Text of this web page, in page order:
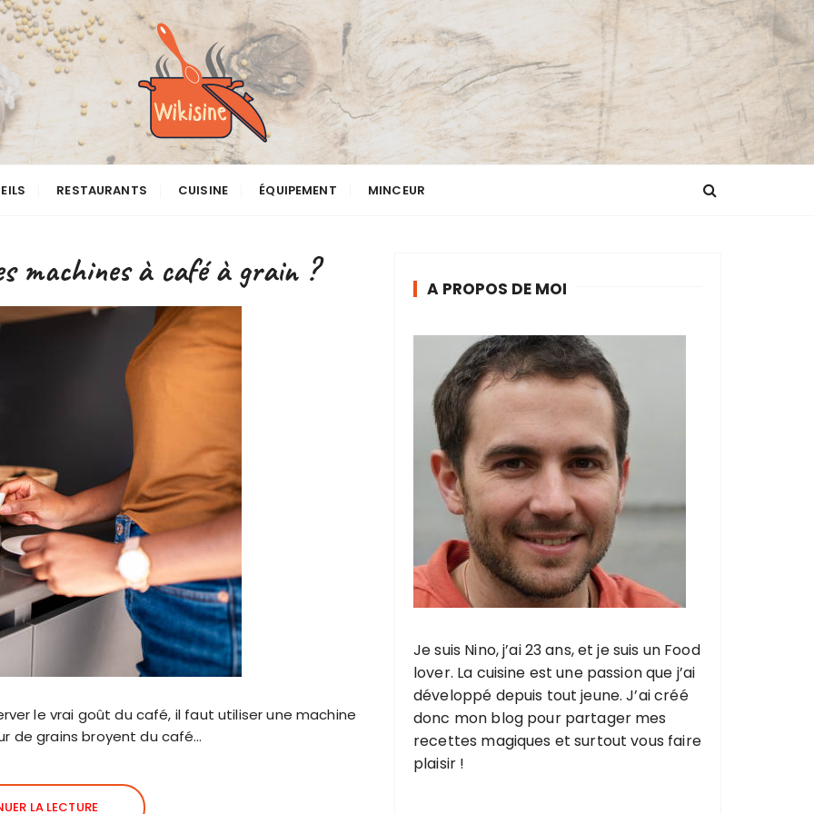
RESTAURANTS CUISINE ÉQUIPEMENT MINCEUR
machines à café à grain ?
le vrai goût du café, il faut utiliser une machine
de grains broyent du café…
LA LECTURE
A PROPOS DE MOI
Je suis Nino, j’ai 23 ans, et je suis un Food
lover. La cuisine est une passion que j’ai
développé depuis tout jeune. J’ai créé
donc mon blog pour partager mes
recettes magiques et surtout vous faire
plaisir !